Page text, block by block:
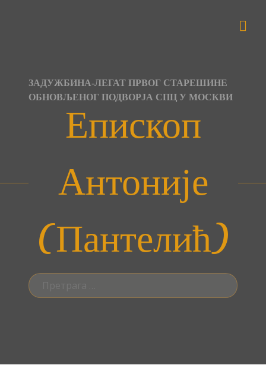
ЗАДУЖБИНА-ЛЕГАТ ПРВОГ СТАРЕШИНЕ
ОБНОВЉЕНОГ ПОДВОРЈА СПЦ У МОСКВИ
Епископ
Антоније
(Пантелић)
Претрага
за: